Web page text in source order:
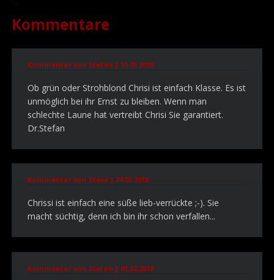
Kommentare
Kommentar von Stefan | 12.03.2018
Ob grün oder Strohblond Chrisi ist einfach Klasse. Es ist
unmöglich bei ihr Ernst zu bleiben. Wenn man
schlechte Laune hat vertreibt Chrisi Sie garantiert.
Dr.Stefan
Kommentar von Steve | 24.02.2018
Chrissi ist einfach eine süße lieb-verrückte ;-). Sie
macht süchtig, denn ich bin ihr schon verfallen...
Kommentar von Stefan | 01.02.2018